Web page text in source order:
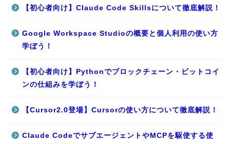
【初心者向け】Claude Code Skillsについて徹底解説！
Google Workspace Studioの概要と個人利用の使い方
学ぼう！
【初心者向け】Pythonでブロックチェーン・ビットコイ
ンの仕組みを学ぼう！
【Cursor2.0登場】Cursorの使い方について徹底解説！
Claude CodeでサブエージェントやMCPを駆使する使